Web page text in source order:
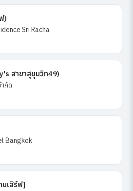
)
Sri Racha
สาขาสุขุมวิท49)
กัด
Bangkok
เสิร์ฟ]